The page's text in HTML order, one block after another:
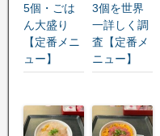
5個・ごは
ん大盛り
【定番メニ
ュー】
3個を世界
一詳しく調
査【定番メ
ニュー】